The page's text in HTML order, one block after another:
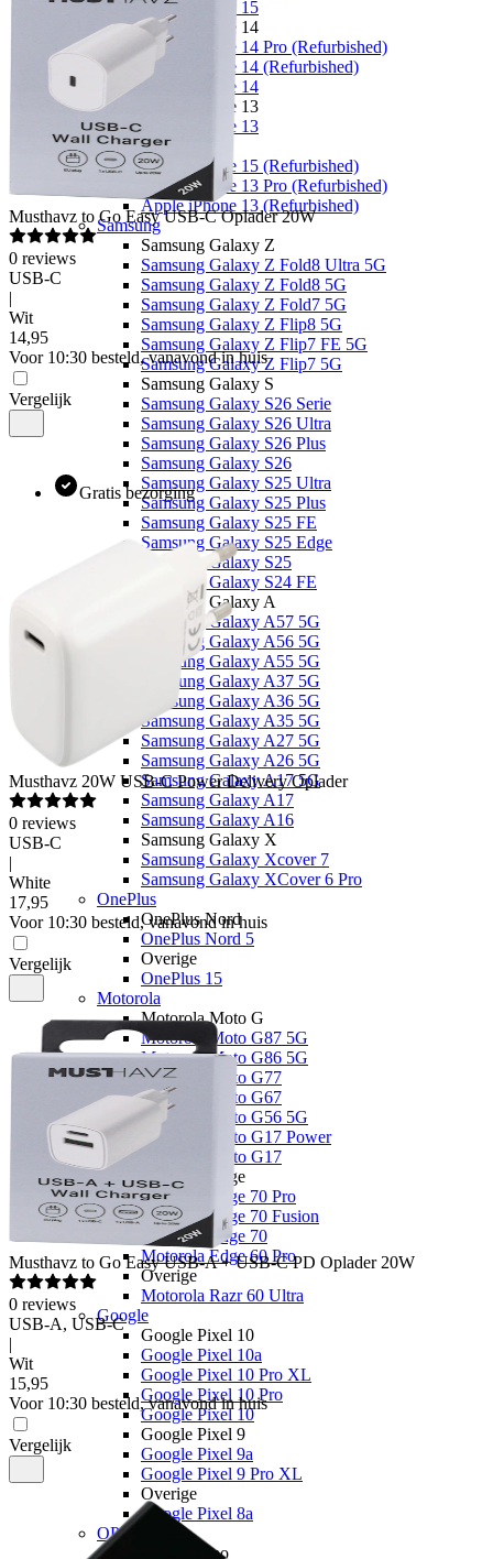
Apple iPhone 15
Apple iPhone 14
Apple iPhone 14 Pro (Refurbished)
Apple iPhone 14 (Refurbished)
Apple iPhone 14
Apple iPhone 13
Apple iPhone 13
Overige
Apple iPhone 15 (Refurbished)
Apple iPhone 13 Pro (Refurbished)
Apple iPhone 13 (Refurbished)
Samsung
Samsung Galaxy Z
Samsung Galaxy Z Fold8 Ultra 5G
Samsung Galaxy Z Fold8 5G
Samsung Galaxy Z Fold7 5G
Samsung Galaxy Z Flip8 5G
Samsung Galaxy Z Flip7 FE 5G
Samsung Galaxy Z Flip7 5G
Samsung Galaxy S
Samsung Galaxy S26 Serie
Samsung Galaxy S26 Ultra
Samsung Galaxy S26 Plus
Samsung Galaxy S26
Samsung Galaxy S25 Ultra
Samsung Galaxy S25 Plus
Samsung Galaxy S25 FE
Samsung Galaxy S25 Edge
Samsung Galaxy S25
Samsung Galaxy S24 FE
Samsung Galaxy A
Samsung Galaxy A57 5G
Samsung Galaxy A56 5G
Samsung Galaxy A55 5G
Samsung Galaxy A37 5G
Samsung Galaxy A36 5G
Samsung Galaxy A35 5G
Samsung Galaxy A27 5G
Samsung Galaxy A26 5G
Samsung Galaxy A17 5G
Samsung Galaxy A17
Samsung Galaxy A16
Samsung Galaxy X
Samsung Galaxy Xcover 7
Samsung Galaxy XCover 6 Pro
OnePlus
OnePlus Nord
OnePlus Nord 5
Overige
OnePlus 15
Motorola
Motorola Moto G
Motorola Moto G87 5G
Motorola Moto G86 5G
Motorola Moto G77
Motorola Moto G67
Motorola Moto G56 5G
Motorola Moto G17 Power
Motorola Moto G17
Motorola Edge
Motorola Edge 70 Pro
Motorola Edge 70 Fusion
Motorola Edge 70
Motorola Edge 60 Pro
Overige
Motorola Razr 60 Ultra
Google
Google Pixel 10
Google Pixel 10a
Google Pixel 10 Pro XL
Google Pixel 10 Pro
Google Pixel 10
Google Pixel 9
Google Pixel 9a
Google Pixel 9 Pro XL
Overige
Google Pixel 8a
OPPO
OPPO Reno
Musthavz to Go Easy USB-C Oplader 20W
0 reviews
USB-C
|
Wit
14,95
Voor 10:30 besteld, vanavond in huis
Vergelijk
Gratis bezorging
Musthavz 20W USB-C Power Delivery Oplader
0 reviews
USB-C
|
White
17,95
Voor 10:30 besteld, vanavond in huis
Vergelijk
Musthavz to Go Easy USB-A + USB-C PD Oplader 20W
0 reviews
USB-A, USB-C
|
Wit
15,95
Voor 10:30 besteld, vanavond in huis
Vergelijk